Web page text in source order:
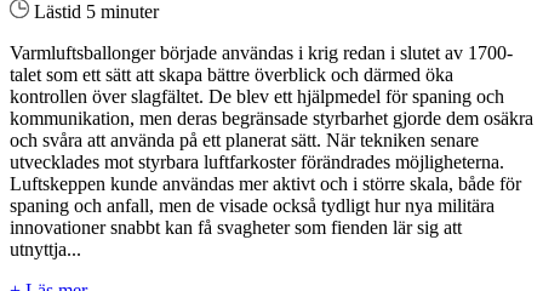
Lästid 5 minuter
Varmluftsballonger började användas i krig redan i slutet av 1700-
talet som ett sätt att skapa bättre överblick och därmed öka
kontrollen över slagfältet. De blev ett hjälpmedel för spaning och
kommunikation, men deras begränsade styrbarhet gjorde dem osäkra
och svåra att använda på ett planerat sätt. När tekniken senare
utvecklades mot styrbara luftfarkoster förändrades möjligheterna.
Luftskeppen kunde användas mer aktivt och i större skala, både för
spaning och anfall, men de visade också tydligt hur nya militära
innovationer snabbt kan få svagheter som fienden lär sig att
utnyttja...